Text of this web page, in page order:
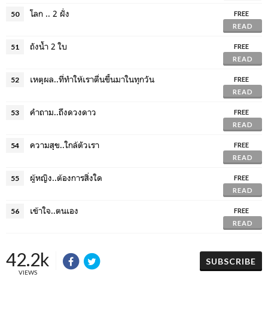
50 โลก .. 2 ฝั่ง
FREE
READ
51 ถังน้ำ 2 ใบ
FREE
READ
52 เหตุผล..ที่ทำให้เราตื่นขึ้นมาในทุกวัน
FREE
READ
53 คำถาม..ถึงดวงดาว
FREE
READ
54 ความสุข..ใกล้ตัวเรา
FREE
READ
55 ผู้หญิง..ต้องการสิ่งใด
FREE
READ
56 เข้าใจ..ตนเอง
FREE
READ
42.2k
VIEWS
SUBSCRIBE